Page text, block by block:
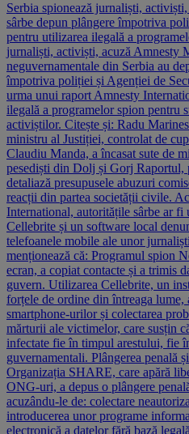
Serbia spionează jurnaliști,
sârbe depun plângere împotriva
pentru utilizarea ilegală a
jurnaliști, activiști, acuză Amnesty
neguvernamentale din Serbia au
împotriva poliției și Agenției de
urma unui raport Amnesty
ilegală a programelor spion pentru
activiștilor. Citește și: Radu
ministru al Justiției, controlat de
Claudiu Manda, a încasat sute de
pesediști din Dolj și Gorj Raportul,
detaliază presupusele abuzuri
reacții din partea societății civile.
International, autoritățile sârbe ar fi
Cellebrite și un software local
telefoanele mobile ale unor
menționează că: Programul spion
ecran, a copiat contacte și a trimis
guvern. Utilizarea Cellebrite, un
forțele de ordine din întreaga lume,
smartphone-urilor și colectarea
mărturii ale victimelor, care susțin
infectate fie în timpul arestului, fie
guvernamentali. Plângerea penală
Organizația SHARE, care apără
ONG-uri, a depus o plângere
acuzându-le de: colectare
introducerea unor programe
electronică a datelor fără bază